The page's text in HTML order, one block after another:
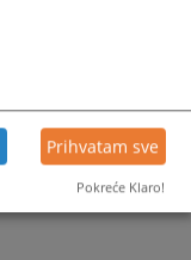
Prihvatam sve
Pokreće Klaro!